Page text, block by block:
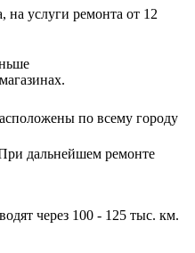
на услуги ремонта от 12
по всему городу
дальнейшем ремонте
через 100 - 125 тыс. км.